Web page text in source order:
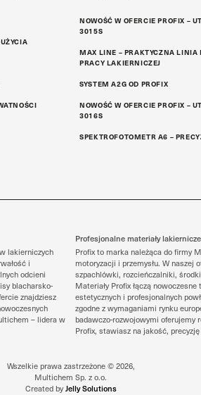
NOWOŚĆ W OFERCIE PROFIX –
3015S
MAX LINE – PRAKTYCZNA LINIA
PRACY LAKIERNICZEJ
SYSTEM A2G OD PROFIX
NOWOŚĆ W OFERCIE PROFIX –
3016S
SPEKTROFOTOMETR A6 –
lakierniczych
i
odcieni
blacharsko-
znajdziesz
– lidera w
Profesjonalne materiały
Profix to marka należąca do firmy
motoryzacji i przemysłu. W naszej
szpachlówki, rozcieńczalniki,
Materiały Profix łączą
estetycznych i profesjonalnych
zgodne z wymaganiami rynku
badawczo-rozwojowymi oferujemy
Profix, stawiasz na jakość,
Wszelkie prawa zastrzeżone © 2026,
Multichem Sp. z o.o.
Created byJelly Solutions